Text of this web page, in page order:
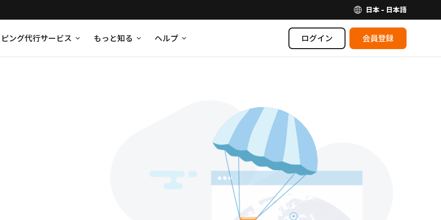
日本 - 日本語
ング代行サービス もっと知る ヘルプ ログイン 会員登録